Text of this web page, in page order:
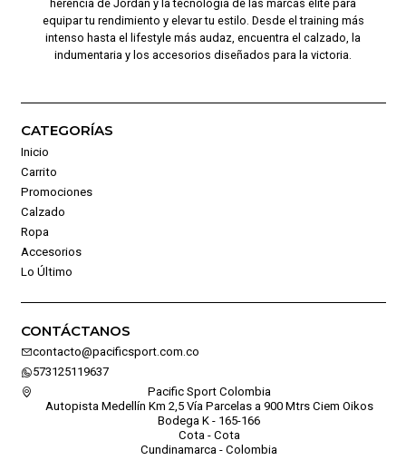
herencia de Jordan y la tecnología de las marcas élite para
equipar tu rendimiento y elevar tu estilo. Desde el training más
intenso hasta el lifestyle más audaz, encuentra el calzado, la
indumentaria y los accesorios diseñados para la victoria.
CATEGORÍAS
Inicio
Carrito
Promociones
Calzado
Ropa
Accesorios
Lo Último
CONTÁCTANOS
contacto@pacificsport.com.co
573125119637
Pacific Sport Colombia
Autopista Medellín Km 2,5 Vía Parcelas a 900 Mtrs Ciem Oikos
Bodega K - 165-166
Cota - Cota
Cundinamarca - Colombia